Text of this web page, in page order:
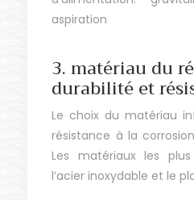
3. matériau du
durabilité et
Le choix du matériau
résistance à la
Les matériaux les
l’acier inoxydable et le